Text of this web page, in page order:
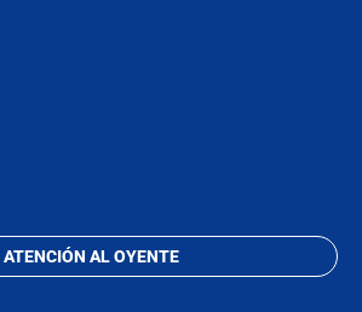
ATENCIÓN AL OYENTE